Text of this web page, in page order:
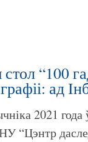
“100
ад
2021
“Цэнтр